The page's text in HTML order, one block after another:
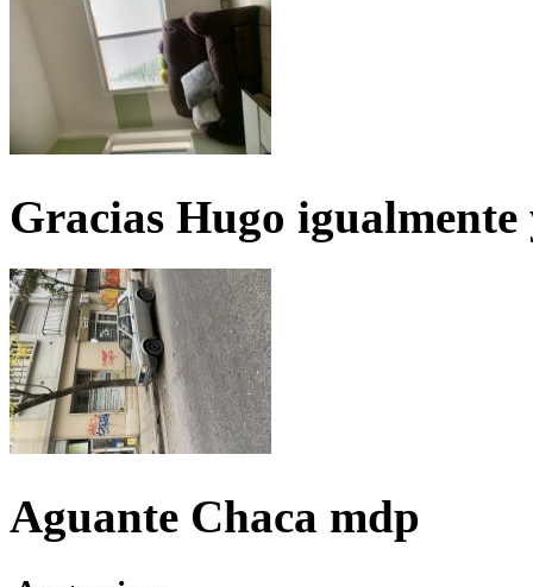
Gracias Hugo igualmente
Aguante Chaca mdp